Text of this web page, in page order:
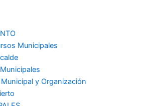
Municipales
y Organización